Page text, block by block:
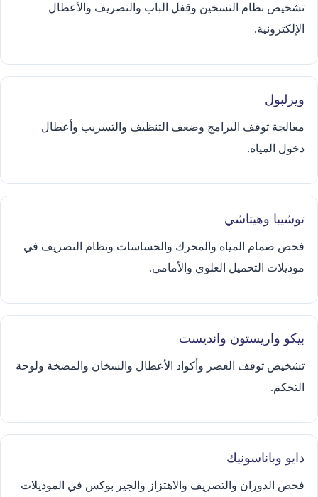
تشخيص نظام التسخين وقفل الباب والتصريف والأعطال
الإلكترونية.
ويرلبول
معالجة توقف البرامج وضعف التنظيف والتسريب وأعطال
دخول المياه.
توشيبا وهيتاشي
فحص صمام المياه والمحرك والحساسات ونظام التصريف في
موديلات التحميل العلوي والأمامي.
بيكو واريستون وانديست
تشخيص توقف العصر وأكواد الأعطال والسخان والمضخة ولوحة
التحكم.
دايو وباناسونيك
فحص الدوران والتصريف والاهتزاز والجير بوكس في الموديلات